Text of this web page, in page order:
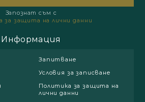
Запознат съм с
за защита на лични данни
Информация
Запитване
Условия за записване
Политика за защита на
лични данни